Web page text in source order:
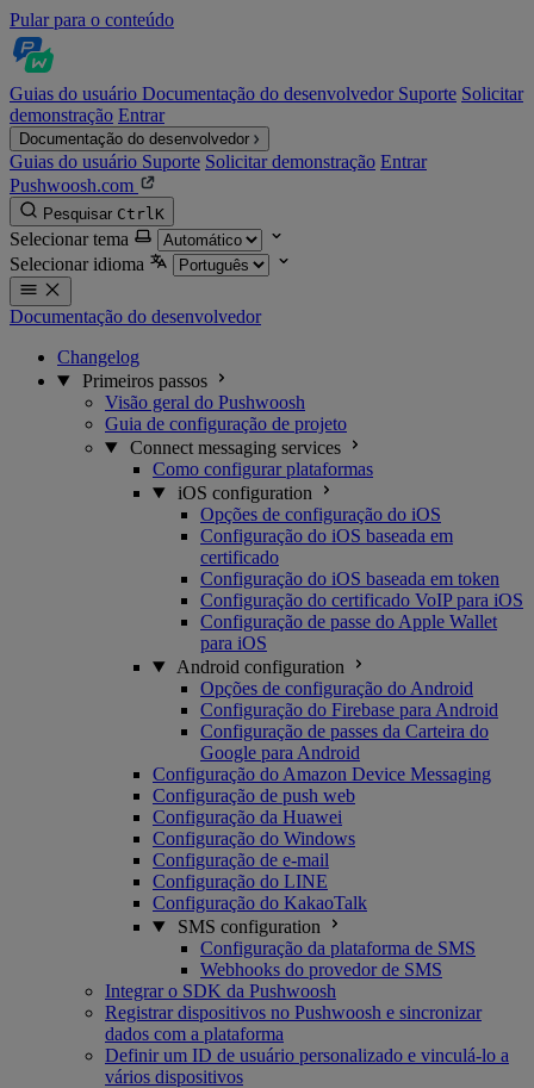
Pular para o conteúdo
Guias do usuário Documentação do desenvolvedor Suporte Solicitar
demonstração Entrar
Documentação do desenvolvedor
Guias do usuário Suporte Solicitar demonstração Entrar
Pushwoosh.com
Pesquisar CtrlK
Selecionar tema
Selecionar idioma
Documentação do desenvolvedor
Changelog
Primeiros passos
Visão geral do Pushwoosh
Guia de configuração de projeto
Connect messaging services
Como configurar plataformas
iOS configuration
Opções de configuração do iOS
Configuração do iOS baseada em
certificado
Configuração do iOS baseada em token
Configuração do certificado VoIP para iOS
Configuração de passe do Apple Wallet
para iOS
Android configuration
Opções de configuração do Android
Configuração do Firebase para Android
Configuração de passes da Carteira do
Google para Android
Configuração do Amazon Device Messaging
Configuração de push web
Configuração da Huawei
Configuração do Windows
Configuração de e-mail
Configuração do LINE
Configuração do KakaoTalk
SMS configuration
Configuração da plataforma de SMS
Webhooks do provedor de SMS
Integrar o SDK da Pushwoosh
Registrar dispositivos no Pushwoosh e sincronizar
dados com a plataforma
Definir um ID de usuário personalizado e vinculá-lo a
vários dispositivos